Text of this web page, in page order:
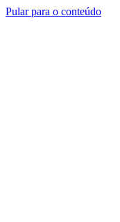
Pular para o conteúdo